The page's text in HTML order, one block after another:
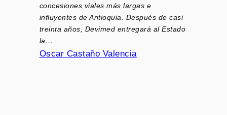
concesiones viales más largas e
influyentes de Antioquia. Después de casi
treinta años, Devimed entregará al Estado
la…
Oscar Castaño Valencia